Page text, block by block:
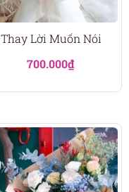
Thay Lời Muốn Nói
700.000₫